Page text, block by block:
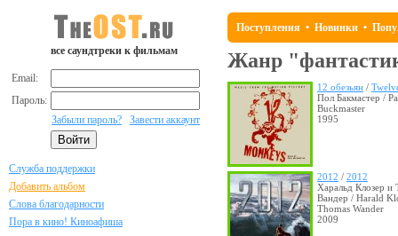
все саундтреки к фильмам
Email:
Пароль:
Забыли пароль?
Завести аккаунт
Служба поддержки
Добавить альбом
Слова благодарности
Пора в кино! Киноафиша
Поступления • Новинки •
Жанр
12 обезьян /
Пол Бакмастер /
Buckmaster
1995
2012 / 2012
Харальд Клозер и
Вандер / Harald
Thomas Wander
2009